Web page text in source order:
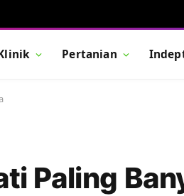
Pertanian
Paling